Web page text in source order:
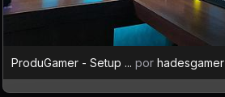
ProduGamer - Setup ... por hadesgamer